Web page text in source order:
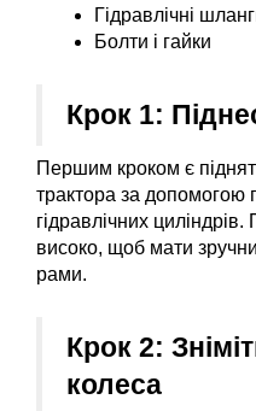
Гідравлічні
Болти і гайки
Крок 1:
Першим кроком є
трактора за допомогою
гідравлічних циліндрів.
високо, щоб мати
рами.
Крок 2:
колеса